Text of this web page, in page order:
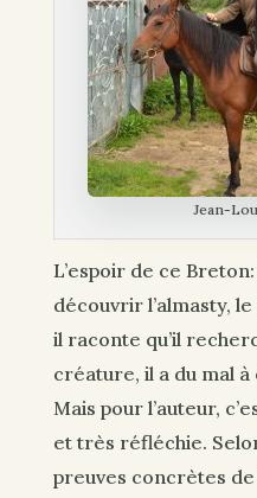
Jean-
L’espoir de ce
découvrir l’almasty,
il raconte qu’il
créature, il a du mal
Mais pour l’auteur,
et très réfléchie.
preuves concrètes de